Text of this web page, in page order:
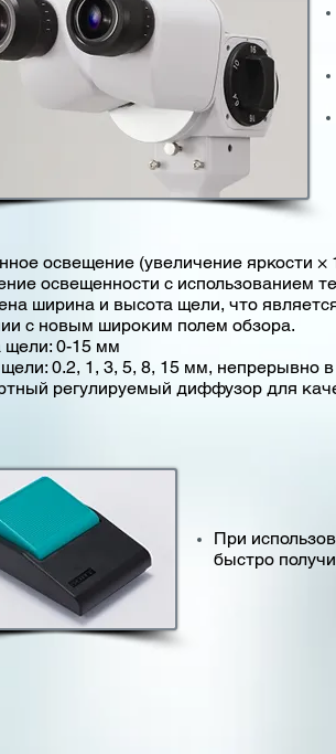
освещение (увеличение яркости ×
освещенности с использованием
ширина и высота щели, что
с новым широким полем обзора.
0-15 мм
0.2, 1, 3, 5, 8, 15 мм, непрерывно
регулируемый диффузор для
При
быстро